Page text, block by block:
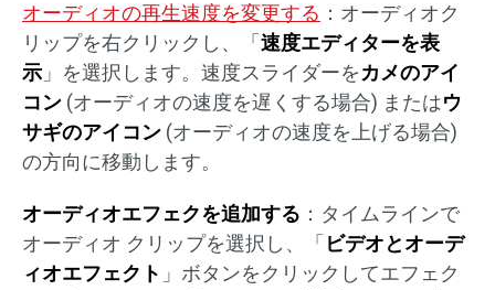
オーディオの再生速度を変更する ：オーディオク
リップを右クリックし、「 速度エディターを表
示 」を選択します。速度スライダーをカメのアイ
コン (オーディオの速度を遅くする場合) またはウ
サギのアイコン (オーディオの速度を上げる場合)
の方向に移動します。
オーディオエフェクを追加する ：タイムラインで
オーディオ クリップを選択し、「 ビデオとオーデ
ィオエフェクト 」ボタンをクリックしてエフェク